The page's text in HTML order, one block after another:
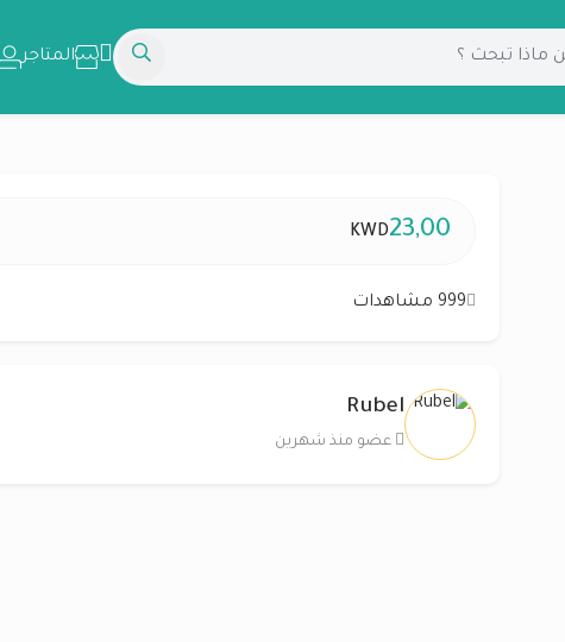
المتاجر
23,00
KWD
999 مشاهدات
Rubel
عضو منذ شهرين